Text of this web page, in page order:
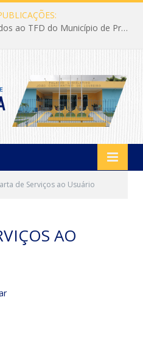
Entrega dos veículos destinados ao TFD do Município de Primavera
de Serviços ao Usuário
AO